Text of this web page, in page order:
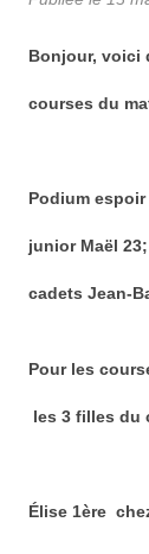
Bonjour, voici
courses du
Podium espoir
junior Maël
cadets Jean-
Pour les
les 3 filles du
Élise 1ère